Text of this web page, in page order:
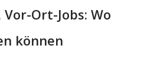
Ort-Jobs: Wo
können